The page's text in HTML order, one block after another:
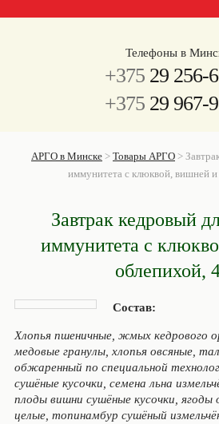
Телефоны в
+375 29 256-
+375 29 967-
АРГО в Минске > Товары АРГО >
иммунитета с клюквой, вишней и
Завтрак кедровый
иммунитета с
облепихой,
Состав:
Хлопья пшеничные, жмых кедрового
медовые гранулы, хлопья овсяные,
обжаренный по специальной
сушёные кусочки, семена льна
плоды вишни сушёные кусочки, ягоды
целые, топинамбур сушёный